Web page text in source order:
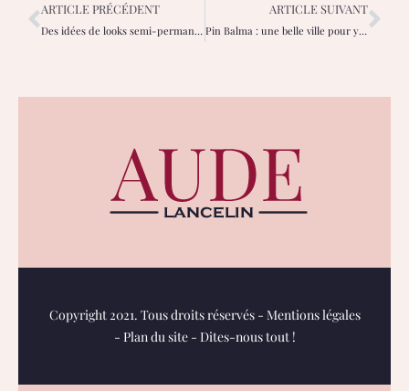
ARTICLE PRÉCÉDENT
Des idées de looks semi-permanents printaniers pour sublimer votre féminité
ARTICLE SUIVANT
Pin Balma : une belle ville pour y poser ses valises
Copyright 2021. Tous droits réservés - Mentions légales
- Plan du site- Dites-nous tout !